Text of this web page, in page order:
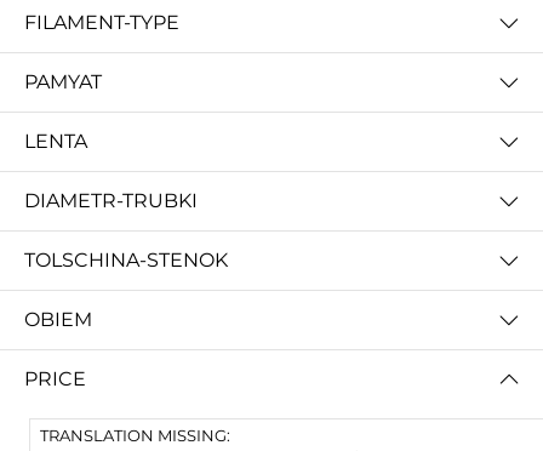
Not Found Filters2
FILAMENT-TYPE
PAMYAT
LENTA
DIAMETR-TRUBKI
TOLSCHINA-STENOK
OBIEM
PRICE
TRANSLATION MISSING: